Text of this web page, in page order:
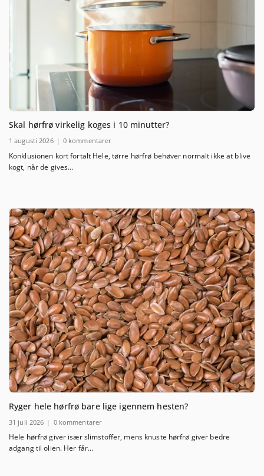
Skal hørfrø virkelig koges i 10 minutter?
1 augusti 2026 0 kommentarer
Konklusionen kort fortalt Hele, tørre hørfrø behøver normalt ikke at blive
kogt, når de gives...
Ryger hele hørfrø bare lige igennem hesten?
31 juli 2026 0 kommentarer
Hele hørfrø giver især slimstoffer, mens knuste hørfrø giver bedre
adgang til olien. Her får...